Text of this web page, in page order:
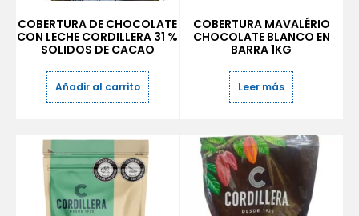
COBERTURA DE CHOCOLATE
CON LECHE CORDILLERA 31 %
SOLIDOS DE CACAO
Añadir al carrito
COBERTURA MAVALÉRIO
CHOCOLATE BLANCO EN
BARRA 1KG
Leer más